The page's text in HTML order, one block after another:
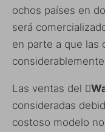
ochos países en
será
en parte a que las
Las ventas del
consideradas
costoso modelo